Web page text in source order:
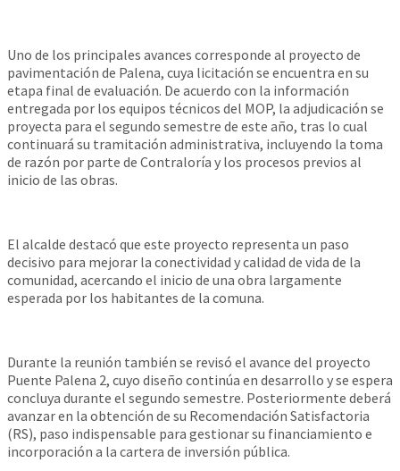
Uno de los principales avances corresponde al proyecto de
pavimentación de Palena, cuya licitación se encuentra en su
etapa final de evaluación. De acuerdo con la información
entregada por los equipos técnicos del MOP, la adjudicación se
proyecta para el segundo semestre de este año, tras lo cual
continuará su tramitación administrativa, incluyendo la toma
de razón por parte de Contraloría y los procesos previos al
inicio de las obras.
El alcalde destacó que este proyecto representa un paso
decisivo para mejorar la conectividad y calidad de vida de la
comunidad, acercando el inicio de una obra largamente
esperada por los habitantes de la comuna.
Durante la reunión también se revisó el avance del proyecto
Puente Palena 2, cuyo diseño continúa en desarrollo y se espera
concluya durante el segundo semestre. Posteriormente deberá
avanzar en la obtención de su Recomendación Satisfactoria
(RS), paso indispensable para gestionar su financiamiento e
incorporación a la cartera de inversión pública.